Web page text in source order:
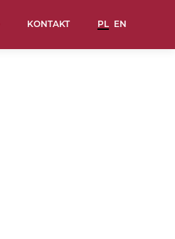
KONTAKT